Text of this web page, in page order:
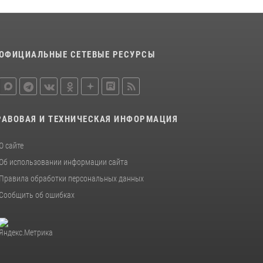
Росгвардия подвела итоги добровольной
10 июля 2026, 06:04
СЕТЕВЫЕ РЕСУРСЫ
И ТЕХНИЧЕСКАЯ ИНФОРМАЦИЯ
О сайте
Об использовании информации сайта
Правила обработки персональных данных
Сообщить об ошибках